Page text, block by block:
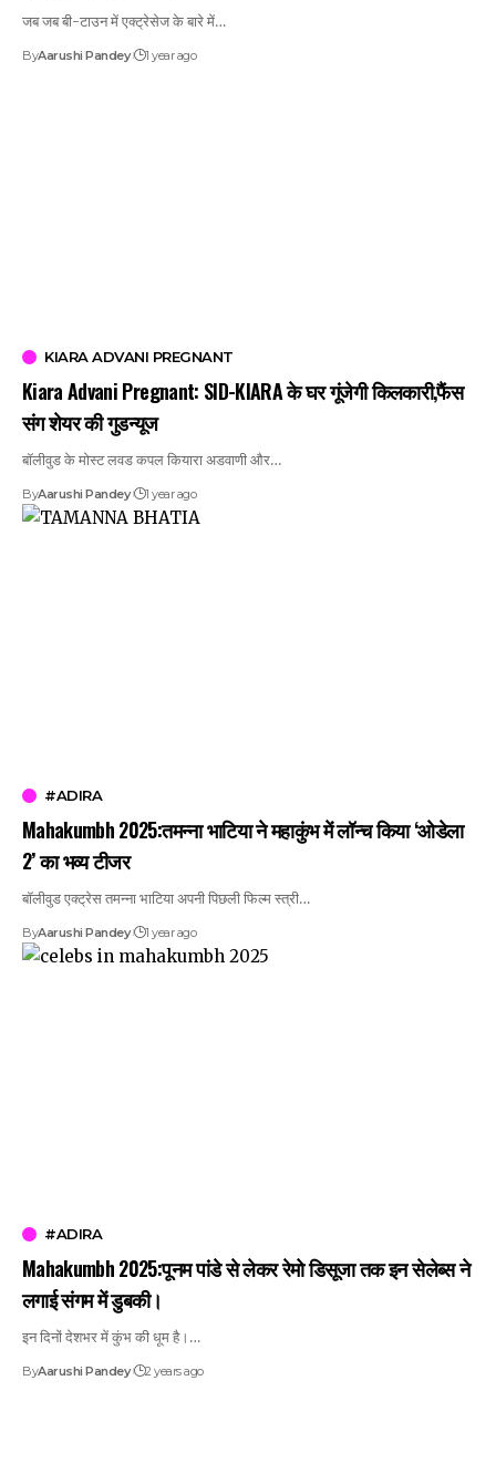
जब जब बी-टाउन में एक्ट्रेसेज के बारे में…
ByAarushi Pandey 1 year ago
KIARA ADVANI PREGNANT
Kiara Advani Pregnant: SID-KIARA के घर गूंजेगी किलकारी,फैंस
संग शेयर की गुडन्यूज
बॉलीवुड के मोस्ट लवड कपल कियारा अडवाणी और…
ByAarushi Pandey 1 year ago
#ADIRA
Mahakumbh 2025:तमन्ना भाटिया ने महाकुंभ में लॉन्च किया ‘ओडेला
2’ का भव्य टीजर
बॉलीवुड एक्ट्रेस तमन्ना भाटिया अपनी पिछली फिल्म स्त्री…
ByAarushi Pandey 1 year ago
#ADIRA
Mahakumbh 2025:पूनम पांडे से लेकर रेमो डिसूजा तक इन सेलेब्स ने
लगाई संगम में डुबकी।
इन दिनों देशभर में कुंभ की धूम है।…
ByAarushi Pandey 2 years ago